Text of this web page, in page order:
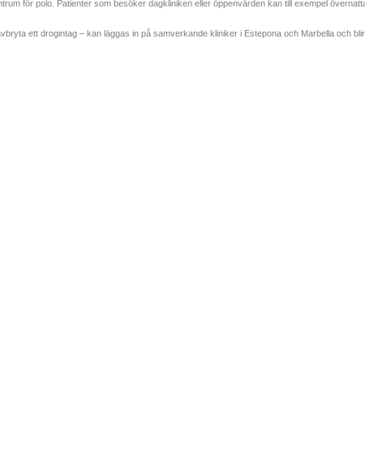
för polo. Patienter som besöker dagkliniken eller öppenvården kan till exempel
ett drogintag – kan läggas in på samverkande kliniker i Estepona och Marbella och